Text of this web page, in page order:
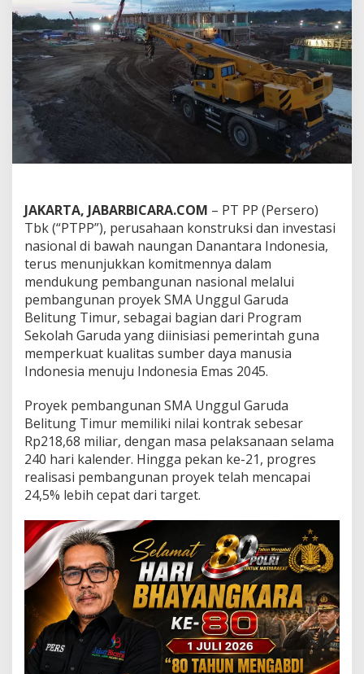
i
t
a
P
e
m
e
n
t
m
e
l
a
l
u
i
P
e
m
b
a
u
n
a
n
S
e
k
l
a
h
G
a
r
JAKARTA, JABARBICARA.COM – PT PP (Persero)
Tbk (“PTPP”), perusahaan konstruksi dan investasi
nasional di bawah naungan Danantara Indonesia,
terus menunjukkan komitmennya dalam
mendukung pembangunan nasional melalui
pembangunan proyek SMA Unggul Garuda
Belitung Timur, sebagai bagian dari Program
Sekolah Garuda yang diinisiasi pemerintah guna
memperkuat kualitas sumber daya manusia
Indonesia menuju Indonesia Emas 2045.
Proyek pembangunan SMA Unggul Garuda
Belitung Timur memiliki nilai kontrak sebesar
Rp218,68 miliar, dengan masa pelaksanaan selama
240 hari kalender. Hingga pekan ke-21, progres
realisasi pembangunan proyek telah mencapai
24,5% lebih cepat dari target.